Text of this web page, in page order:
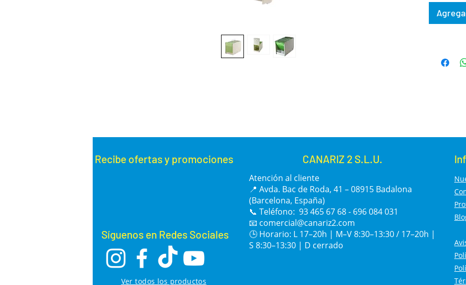
Recibe ofertas y promociones
Síguenos en Redes Sociales
Ver todos los productos
CANARIZ 2 S.L.U.
Atención al cliente
📍 Avda. Bac de Roda, 41 – 08915 Badalona
(Barcelona, España)
📞 Teléfono: 93 465 67 68 - 696 084 031
📧 comercial@canariz2.com
🕒 Horario: L 17–20h | M–V 8:30–13:30 / 17–20h |
S 8:30–13:30 | D cerrado